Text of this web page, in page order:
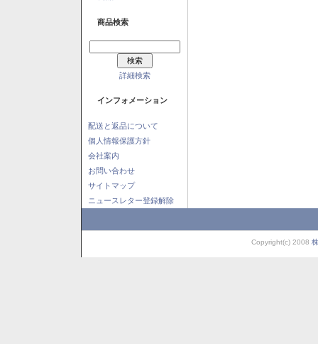
商品検索
詳細検索
インフォメーション
配送と返品について
個人情報保護方針
会社案内
お問い合わせ
サイトマップ
ニュースレター登録解除
Copyright(c) 2008